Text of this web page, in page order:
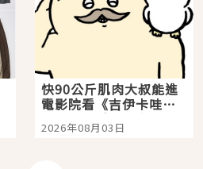
快90公斤肌肉大叔能進
電影院看《吉伊卡哇》
嗎？日本重金屬樂團
「打首」會長與nagano
2026年08月03日